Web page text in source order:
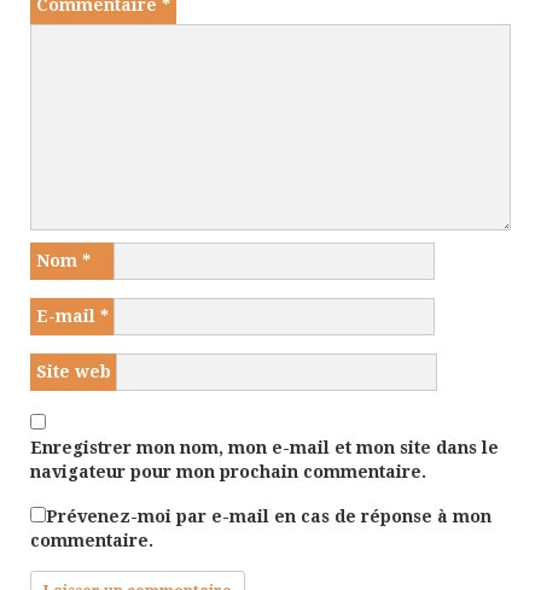
Commentaire *
Nom *
E-mail *
Site web
Enregistrer mon nom, mon e-mail et mon site dans le
navigateur pour mon prochain commentaire.
Prévenez-moi par e-mail en cas de réponse à mon
commentaire.